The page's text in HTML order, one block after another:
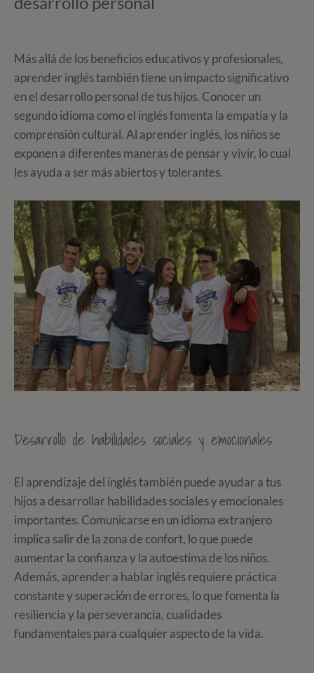
Más allá de los beneficios educativos y profesionales,
aprender inglés también tiene un impacto significativo
en el desarrollo personal de tus hijos. Conocer un
segundo idioma como el inglés fomenta la empatía y la
comprensión cultural. Al aprender inglés, los niños se
exponen a diferentes maneras de pensar y vivir, lo cual
les ayuda a ser más abiertos y tolerantes.
Desarrollo de habilidades sociales y emocionales
El aprendizaje del inglés también puede ayudar a tus
hijos a desarrollar habilidades sociales y emocionales
importantes. Comunicarse en un idioma extranjero
implica salir de la zona de confort, lo que puede
aumentar la confianza y la autoestima de los niños.
Además, aprender a hablar inglés requiere práctica
constante y superación de errores, lo que fomenta la
resiliencia y la perseverancia, cualidades
fundamentales para cualquier aspecto de la vida.